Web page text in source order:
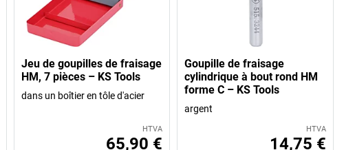
Jeu de goupilles de fraisage
HM, 7 pièces – KS Tools
dans un boîtier en tôle d'acier
HTVA
65,90 €
Goupille de fraisage
cylindrique à bout rond HM
forme C – KS Tools
argent
HTVA
14,75 €